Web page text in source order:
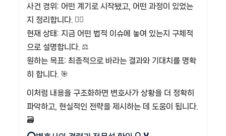
사건 경위: 어떤 계기로 시작됐고, 어떤 과정이 있었는
지 정리합니다. 🕵️‍♂️
현재 상태: 지금 어떤 법적 이슈에 놓여 있는지 구체적
으로 설명합니다. ⚖️
원하는 목표: 최종적으로 바라는 결과와 기대치를 명확
히 합니다. 🎯
이처럼 내용을 구조화하면 변호사가 상황을 더 정확히
파악하고, 현실적인 전략을 제시하는 데 도움이 됩니다.
🗃️